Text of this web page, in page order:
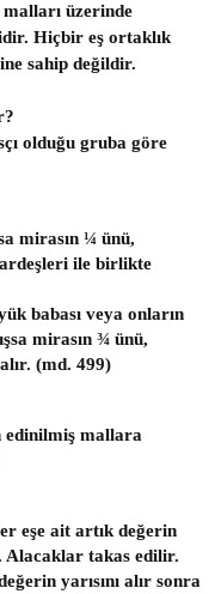
üzerinde
Hiçbir eş ortaklık
sahip değildir.
olduğu gruba göre
mirasın ¼ ünü,
ile birlikte
babası veya onların
mirasın ¾ ünü,
(md. 499)
edinilmiş mallara
eşe ait artık değerin
Alacaklar takas edilir.
yarısını alır sonra